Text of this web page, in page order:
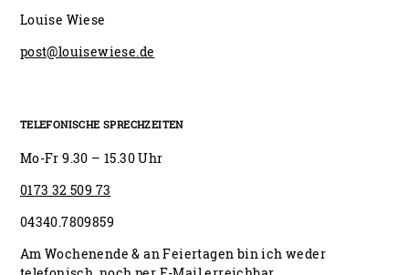
Louise Wiese
post@louisewiese.de
TELEFONISCHE SPRECHZEITEN
Mo-Fr 9.30 – 15.30 Uhr
0173 32 509 73
04340.7809859
Am Wochenende & an Feiertagen bin ich weder